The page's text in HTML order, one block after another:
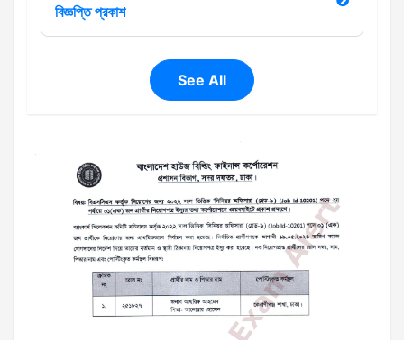
বিজ্ঞপ্তি প্রকাশ
See All